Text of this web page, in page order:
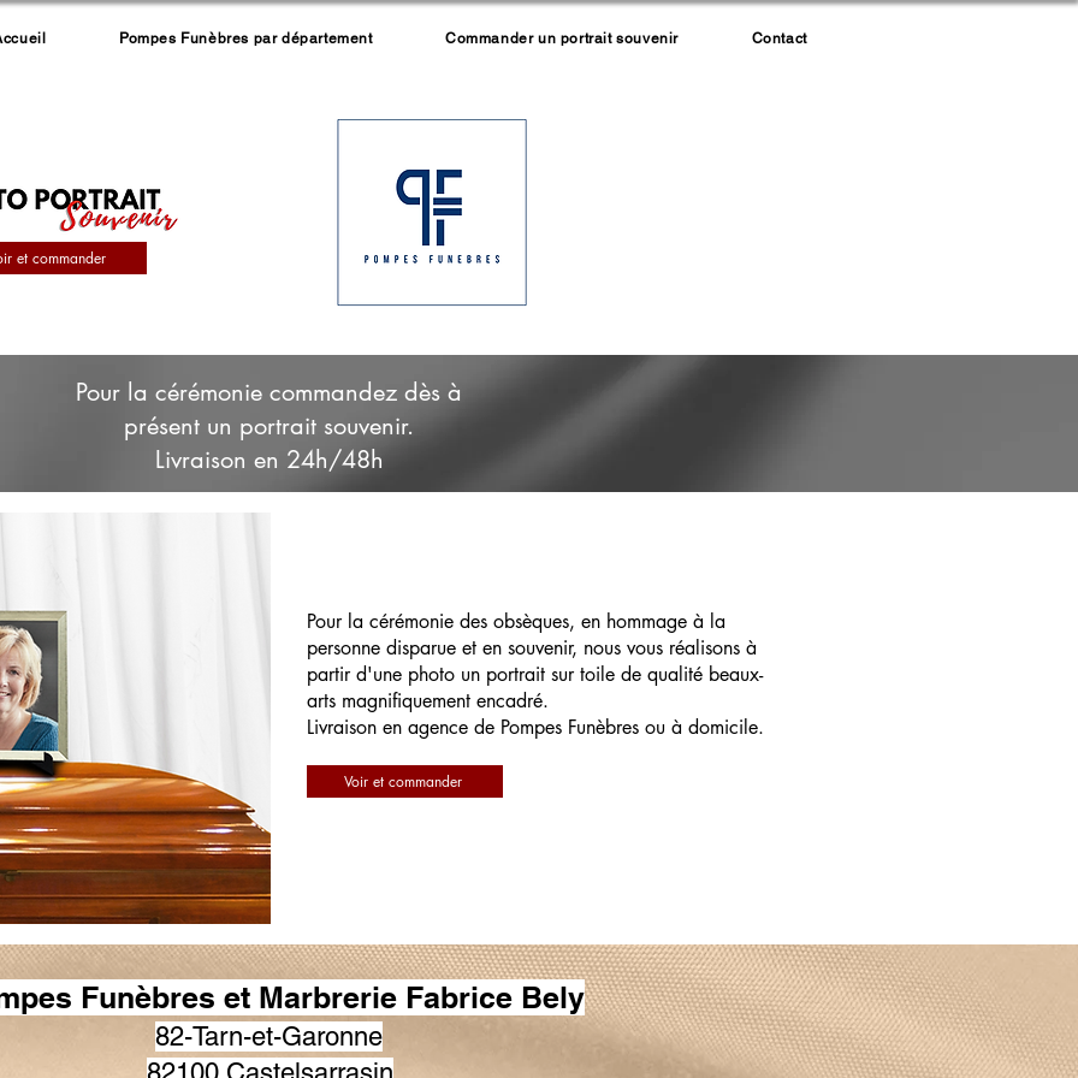
Pompes Funèbres par département Commander un portrait souvenir Contact
et commander
Pour la cérémonie commandez dès à
présent un portrait souvenir.
Livraison en 24h/48h
Pour la cérémonie des obsèques, en hommage à la
personne disparue et en souvenir, nous vous réalisons à
partir d'une photo un portrait sur toile de qualité beaux-
arts magnifiquement encadré.
Livraison en agence de Pompes Funèbres ou à domicile.
Voir et commander
Funèbres et Marbrerie Fabrice Bely
82-Tarn-et-Garonne